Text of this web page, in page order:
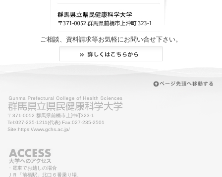
ご相談、資料請求等お気軽にお問い合せ下さい。
〒371-0052 群馬県前橋市上沖町323-1
Tel:027-235-1211(代表) Fax:027-235-2501
Site:https://www.gchs.ac.jp/
・電車でお越しの場合
ＪＲ「前橋駅」北口６番乗り場、